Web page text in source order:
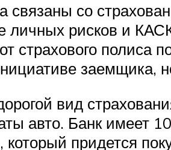
со
личных рисков и
страхового полиса
заемщика,
вид
авто. Банк имеет
который придется